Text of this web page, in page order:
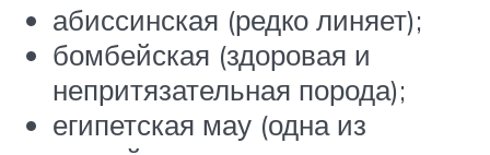
абиссинская (редко линяет);
бомбейская (здоровая и
непритязательная порода);
египетская мау (одна из